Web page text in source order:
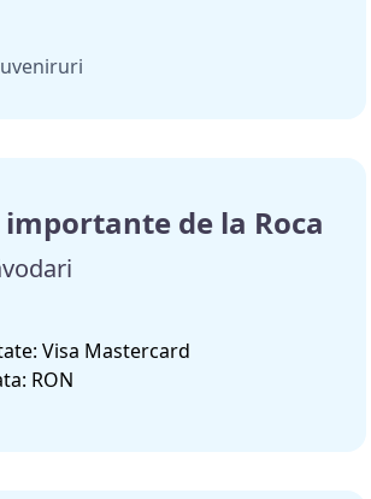
de la Roca
Visa Mastercard
RON